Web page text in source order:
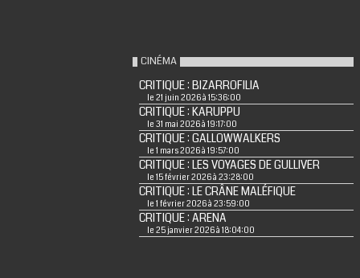
CINÉMA
CRITIQUE : BIZARROFILIA
le 21 juin 2026 à 15:36:00
CRITIQUE : KARUPPU
le 31 mai 2026 à 19:17:00
CRITIQUE : GALLOWWALKERS
le 1 mars 2026 à 19:57:00
CRITIQUE : LES VOYAGES DE GULLIVER
le 15 février 2026 à 23:28:00
CRITIQUE : LE CRÂNE MALÉFIQUE
le 1 février 2026 à 23:59:00
CRITIQUE : ARENA
le 25 janvier 2026 à 18:04:00